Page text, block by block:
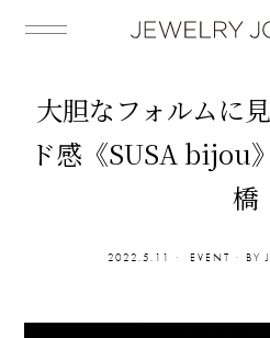
大胆なフォルムに
ド感《SUSA bijou
橋
2022.5.11 EVENT BY